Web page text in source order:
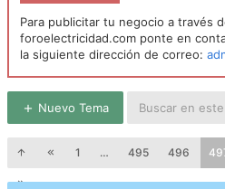
Para publicitar tu negocio a través
foroelectricidad.com ponte en
la siguiente dirección de correo:
Nuevo Tema
1 … 495 496